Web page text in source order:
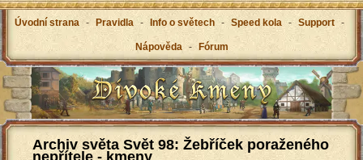
Úvodní strana - Pravidla - Info o světech - Speed kola - Support -
Nápověda - Fórum
Archiv světa Svět 98: Žebříček poraženého